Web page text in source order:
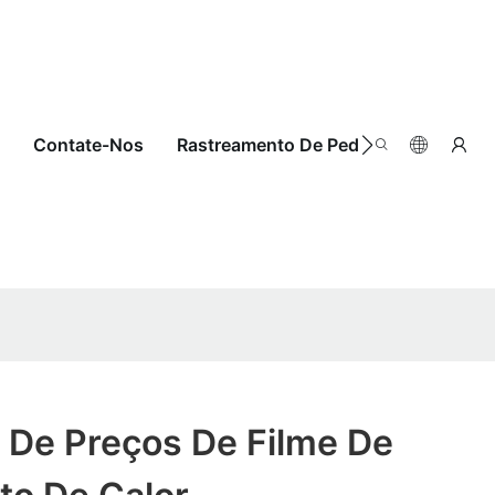
Contate-Nos Rastreamento De Pedidos
Preços De Filme De